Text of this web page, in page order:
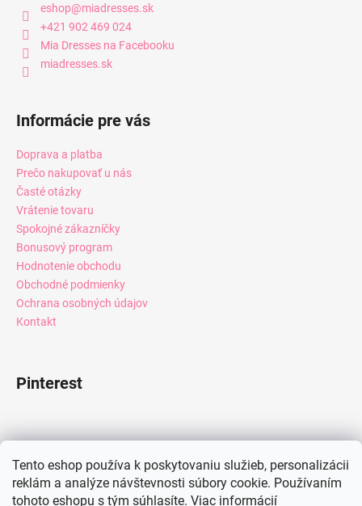
Tento eshop používa k poskytovaniu služieb, personalizácii
reklám a analýze návštevnosti súbory cookie. Používaním
tohoto eshopu s tým súhlasíte. Viac informácií
eshop@miadresses.sk
+421 902 469 024
Mia Dresses na Facebooku
miadresses.sk
Informácie pre vás
Doprava a platba
Prečo nakupovať u nás
Časté otázky
Vrátenie tovaru
Spokojné zákazníčky
Bonusový program
Hodnotenie obchodu
Obchodné podmienky
Ochrana osobných údajov
Kontakt
Pinterest